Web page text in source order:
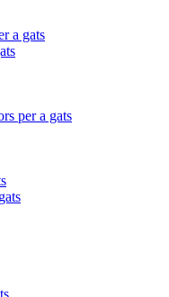
a gats
per a gats